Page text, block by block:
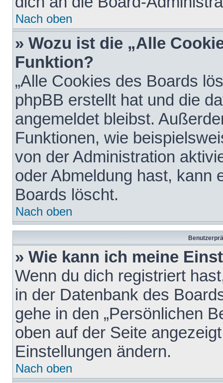
Nach oben
» Wozu ist die „Alle
Funktion?
„Alle Cookies des Boards
phpBB erstellt hat und die
angemeldet bleibst.
Funktionen, wie
von der Administration
oder Abmeldung hast, kann
Boards löscht.
Nach oben
» Wie kann ich meine
Wenn du dich registriert
in der Datenbank des
gehe in den „Persönlichen
oben auf der Seite
Einstellungen ändern.
Nach oben